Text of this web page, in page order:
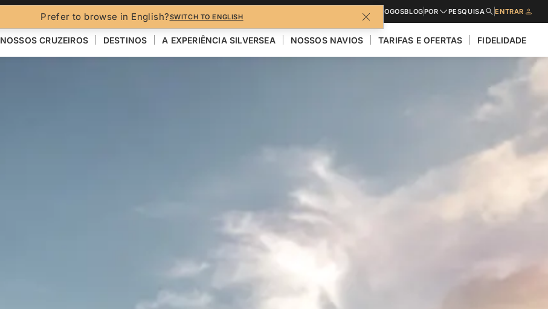
Prefer to browse in English?SWITCH TO ENGLISH
CATÁLOGOSBLOGPOR PESQUISA ENTRAR
NOSSOS CRUZEIROS DESTINOS A EXPERIÊNCIA SILVERSEA NOSSOS NAVIOS TARIFAS E OFERTAS FIDELIDADE